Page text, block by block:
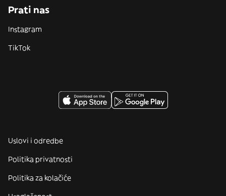
Prati nas
Instagram
TikTok
Uslovi i odredbe
Politika privatnosti
Politika za kolačiće